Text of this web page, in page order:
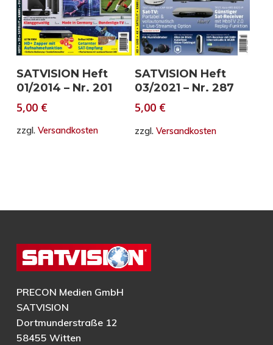
In den Warenkorb
SATVISION Heft
01/2014 – Nr. 201
5,00 €
zzgl. Versandkosten
In den Warenkorb
SATVISION Heft
03/2021 – Nr. 287
5,00 €
zzgl.Versandkosten
PRECON Medien GmbH
SATVISION
Dortmunderstraße 12
58455 Witten